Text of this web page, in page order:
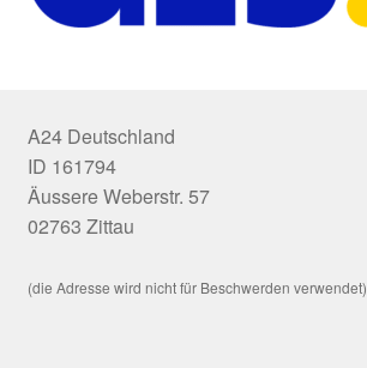
A24 Deutschland
ID 161794
Äussere Weberstr. 57
02763 Zittau
(die Adresse wird nicht für Beschwerden verwendet)